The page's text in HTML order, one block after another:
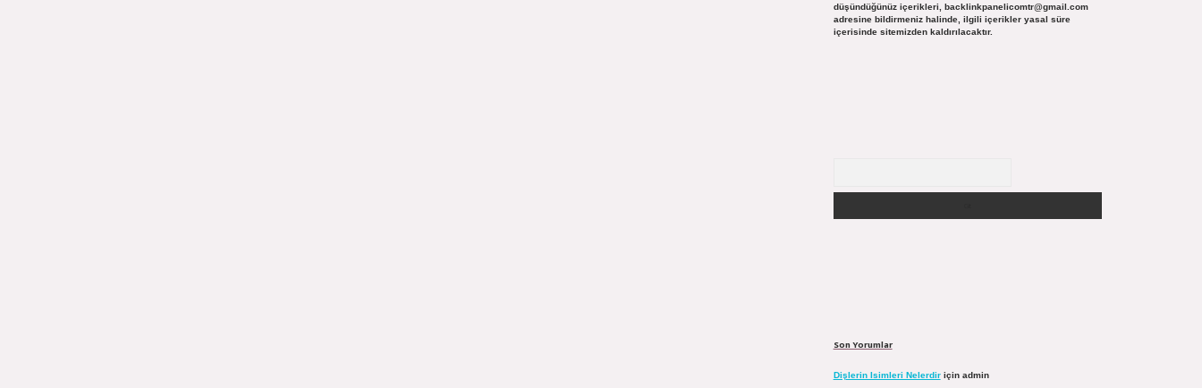
düşündüğünüz içerikleri, backlinkpanelicomtr@gmail.com
adresine bildirmeniz halinde, ilgili içerikler yasal süre
içerisinde sitemizden kaldırılacaktır.
Son Yorumlar
Dişlerin Isimleri Nelerdiriçin admin